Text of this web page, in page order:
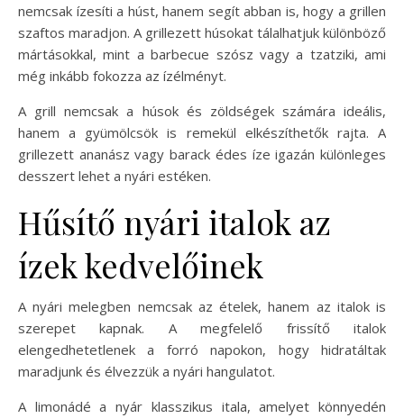
nemcsak ízesíti a húst, hanem segít abban is, hogy a grillen
szaftos maradjon. A grillezett húsokat tálalhatjuk különböző
mártásokkal, mint a barbecue szósz vagy a tzatziki, ami
még inkább fokozza az ízélményt.
A grill nemcsak a húsok és zöldségek számára ideális,
hanem a gyümölcsök is remekül elkészíthetők rajta. A
grillezett ananász vagy barack édes íze igazán különleges
desszert lehet a nyári estéken.
Hűsítő nyári italok az
ízek kedvelőinek
A nyári melegben nemcsak az ételek, hanem az italok is
szerepet kapnak. A megfelelő frissítő italok
elengedhetetlenek a forró napokon, hogy hidratáltak
maradjunk és élvezzük a nyári hangulatot.
A limonádé a nyár klasszikus itala, amelyet könnyedén